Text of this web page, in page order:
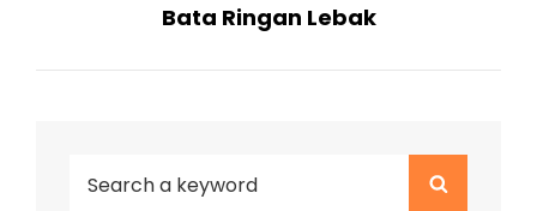
Bata Ringan Lebak
Search